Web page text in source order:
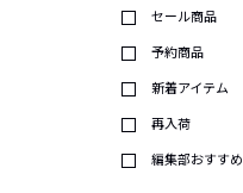
セール商品
予約商品
新着アイテム
再入荷
編集部おすすめ